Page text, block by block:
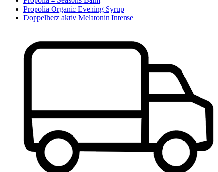
Propolia Organic Evening Syrup
Doppelherz aktiv Melatonin Intense